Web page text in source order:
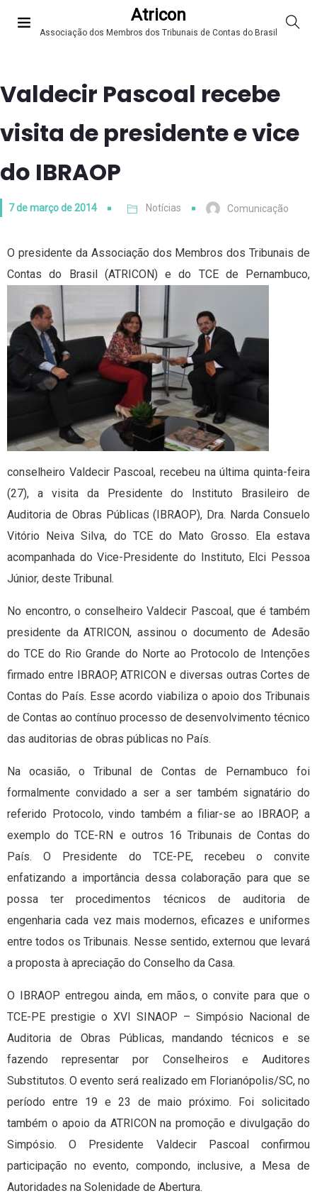
Atricon
Associação dos Membros dos Tribunais de Contas do Brasil
Valdecir Pascoal recebe
visita de presidente e vice
do IBRAOP
7 de março de 2014 Notícias Comunicação
O presidente da Associação dos Membros dos Tribunais de
Contas do Brasil (ATRICON) e do TCE de Pernambuco,
conselheiro Valdecir Pascoal, recebeu na última quinta-feira
(27), a visita da Presidente do Instituto Brasileiro de
Auditoria de Obras Públicas (IBRAOP), Dra. Narda Consuelo
Vitório Neiva Silva, do TCE do Mato Grosso. Ela estava
acompanhada do Vice-Presidente do Instituto, Elci Pessoa
Júnior, deste Tribunal.
No encontro, o conselheiro Valdecir Pascoal, que é também
presidente da ATRICON, assinou o documento de Adesão
do TCE do Rio Grande do Norte ao Protocolo de Intenções
firmado entre IBRAOP, ATRICON e diversas outras Cortes de
Contas do País. Esse acordo viabiliza o apoio dos Tribunais
de Contas ao contínuo processo de desenvolvimento técnico
das auditorias de obras públicas no País.
Na ocasião, o Tribunal de Contas de Pernambuco foi
formalmente convidado a ser a ser também signatário do
referido Protocolo, vindo também a filiar-se ao IBRAOP, a
exemplo do TCE-RN e outros 16 Tribunais de Contas do
País. O Presidente do TCE-PE, recebeu o convite
enfatizando a importância dessa colaboração para que se
possa ter procedimentos técnicos de auditoria de
engenharia cada vez mais modernos, eficazes e uniformes
entre todos os Tribunais. Nesse sentido, externou que levará
a proposta à apreciação do Conselho da Casa.
O IBRAOP entregou ainda, em mãos, o convite para que o
TCE-PE prestigie o XVI SINAOP – Simpósio Nacional de
Auditoria de Obras Públicas, mandando técnicos e se
fazendo representar por Conselheiros e Auditores
Substitutos. O evento será realizado em Florianópolis/SC, no
período entre 19 e 23 de maio próximo. Foi solicitado
também o apoio da ATRICON na promoção e divulgação do
Simpósio. O Presidente Valdecir Pascoal confirmou
participação no evento, compondo, inclusive, a Mesa de
Autoridades na Solenidade de Abertura.